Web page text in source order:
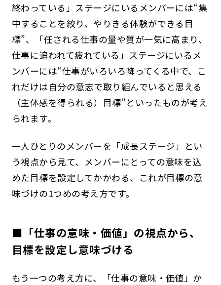
終わっている」ステージにいるメンバーには“集
中することを絞り、やりきる体験ができる目
標”、「任される仕事の量や質が一気に高まり、
仕事に追われて疲れている」ステージにいるメ
ンバーには“仕事がいろいろ降ってくる中で、こ
れだけは自分の意志で取り組んでいると思える
（主体感を得られる）目標”といったものが考え
られます。
一人ひとりのメンバーを「成長ステージ」とい
う視点から見て、メンバーにとっての意味を込
めた目標を設定してかかわる、これが目標の意
味づけの1つめの考え方です。
■「仕事の意味・価値」の視点から、
目標を設定し意味づける
もう一つの考え方に、「仕事の意味・価値」か